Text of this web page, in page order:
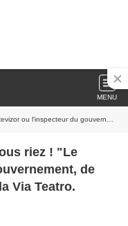
MENU
de Gogol, par la Compagnie Toda Via Teatro.
riez ! "Le
de
Via Teatro.